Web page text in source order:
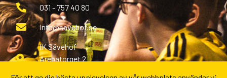
031 - 757 40 80
info@savehof.se
IK Sävehof
Arenatorget 2